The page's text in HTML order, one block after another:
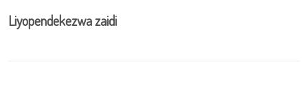
Liyopendekezwa zaidi